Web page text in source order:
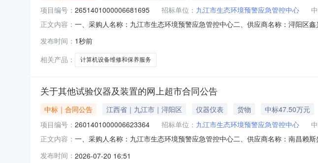
项目编号： 2651401000006681695 招标单位： 九江市生态环境预警应急管控中心
正文内容： 一、采购人名称：九江市生态环境预警应急管控中心二、供应商名称：浔阳区
1.0035803580服务要求或标的基本概况：七、其它事项：无八、联系方式1、
发布时间： 1秒前
相关产品：
计算机设备维修和保养服务
关于其他试验仪器及装置的网上超市合同公告
中标｜合同公告 江西省｜九江市｜浔阳区 仪器仪表 货物
中标47.50万元
项目编号： 2601401000006623364 招标单位： 九江市生态环境预警应急管控中心
正文内容： 一、采购人名称：九江市生态环境预警应急管控中心二、供应商名称：南昌赖
LHF-510台2.0013900278002安洲源-手持式叶绿素(蓝绿藻)测定仪无品牌ATo
发布时间： 2026-07-20 16:51